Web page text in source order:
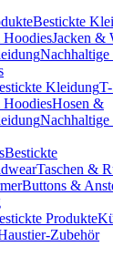
Bestickte
Jacken &
Kleidung
Hosen &
Bestickte
Taschen &
Buttons &
Produkte
Zubehör